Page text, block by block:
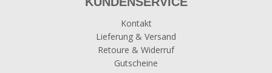
Kontakt
Lieferung & Versand
Retoure & Widerruf
Gutscheine